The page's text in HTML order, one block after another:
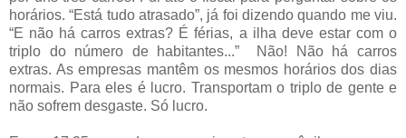
horários. “Está tudo atrasado”, já foi dizendo quando me viu.
“E não há carros extras? É férias, a ilha deve estar com o
triplo do número de habitantes...” Não! Não há carros
extras. As empresas mantêm os mesmos horários dos dias
normais. Para eles é lucro. Transportam o triplo de gente e
não sofrem desgaste. Só lucro.